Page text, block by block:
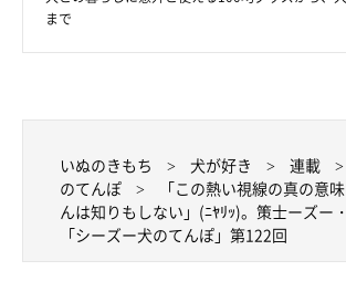
まで
いぬのきもち 犬が好き 連載
のてんぽ
「この熱い視線の真の意
んは知りもしない」(ﾆﾔﾘｯ)。策士ーズー
「シーズー犬のてんぽ」第122回